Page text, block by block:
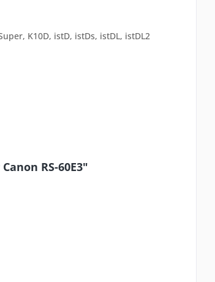
K10D, istD, istDs, istDL, istDL2
RS-60E3"